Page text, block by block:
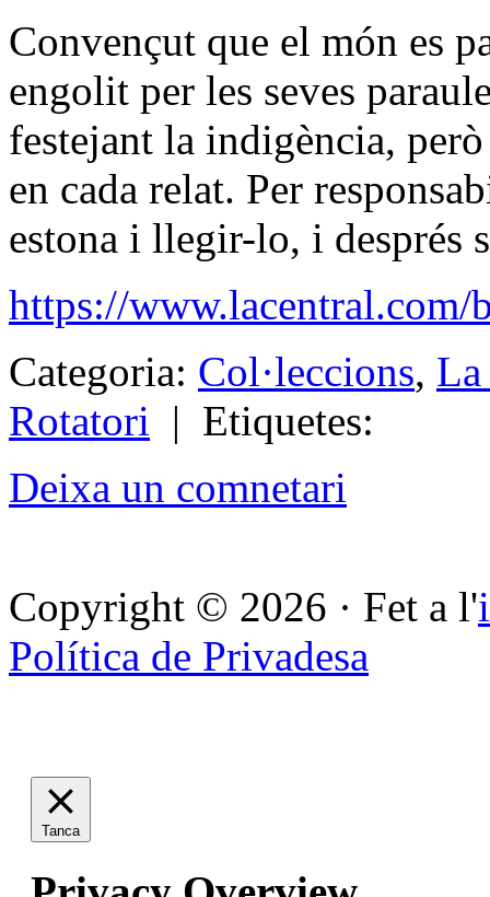
Convençut que el món es
engolit per les seves
festejant la indigència,
en cada relat. Per
estona i llegir-lo, i després
https://www.lacentral.com/
Categoria: Col·leccions,
Rotatori | Etiquetes:
Deixa un comnetari
Copyright © 2026 · Fet a l'
Política de Privadesa
Tanca